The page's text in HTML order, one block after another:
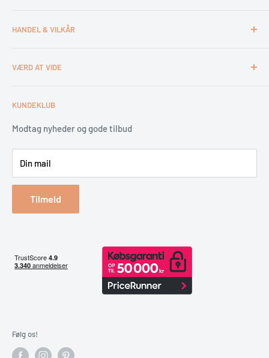
Tlf. 98180011
Medarbejdere
Kundeklub
HANDEL & VILKÅR
Handelsbetingelser
Garantiservice
Erhverv & Byggeri
VÆRD AT VIDE
Montering
Betaling
Reklamation & retur
Bestil returlabel
KUNDEKLUB
Modtag nyheder og gode tilbud
Din mail
Tilmeld
Følg os!